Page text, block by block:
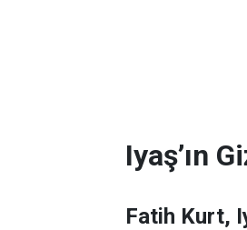
Iyaş’ın
Fatih Kurt,